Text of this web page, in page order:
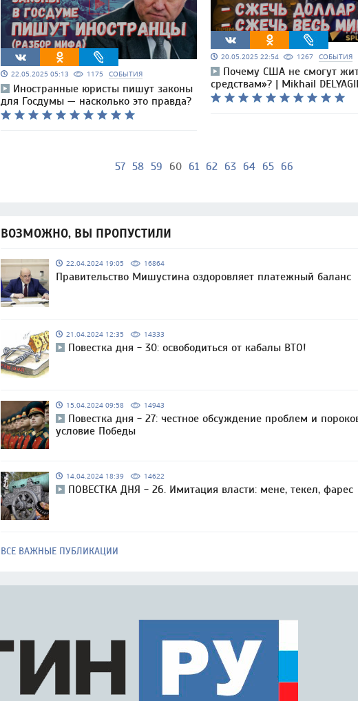
22.05.2025 05:13 1175 СОБЫТИЯ
Иностранные юристы пишут законы
для Госдумы — насколько это правда?
20.05.2025 22:54 1267 СОБЫТИЯ
Почему США не смогут
средствам»? | Mikhail
57 58 59 60 61 62 63 64 65 66
ВОЗМОЖНО, ВЫ ПРОПУСТИЛИ
22.04.2024 19:05 16864
Правительство Мишустина оздоровляет платежный баланс
21.04.2024 12:35 14333
Повестка дня - 30: освободиться от кабалы ВТО!
15.04.2024 09:58 14943
Повестка дня - 27: честное обсуждение проблем и
условие Победы
14.04.2024 18:39 14622
ПОВЕСТКА ДНЯ - 26. Имитация власти: мене, текел, фарес
ВСЕ ВАЖНЫЕ ПУБЛИКАЦИИ